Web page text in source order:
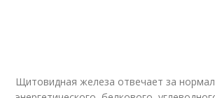
Щитовидная железа отвечает за